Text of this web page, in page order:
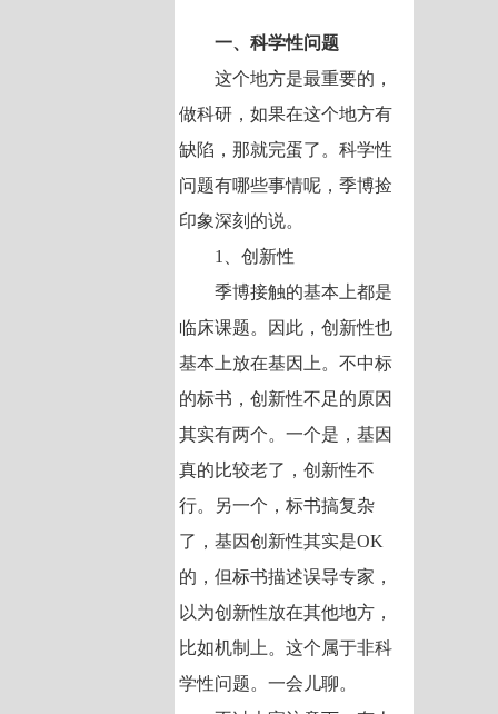
一、科学性问题
这个地方是最重要的，
做科研，如果在这个地方有
缺陷，那就完蛋了。科学性
问题有哪些事情呢，季博捡
印象深刻的说。
1、创新性
季博接触的基本上都是
临床课题。因此，创新性也
基本上放在基因上。不中标
的标书，创新性不足的原因
其实有两个。一个是，基因
真的比较老了，创新性不
行。另一个，标书搞复杂
了，基因创新性其实是OK
的，但标书描述误导专家，
以为创新性放在其他地方，
比如机制上。这个属于非科
学性问题。一会儿聊。